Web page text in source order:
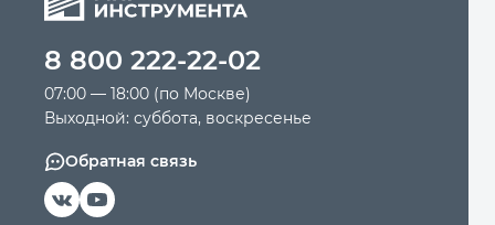
8 800 222-22-02
07:00 — 18:00 (по Москве)
Выходной: суббота, воскресенье
Обратная связь